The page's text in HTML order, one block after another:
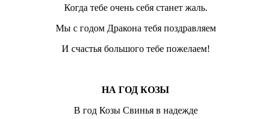
Когда тебе очень себя станет жаль.
Мы с годом Дракона тебя поздравляем
И счастья большого тебе пожелаем!
НА ГОД КОЗЫ
В год Козы Свинья в надежде